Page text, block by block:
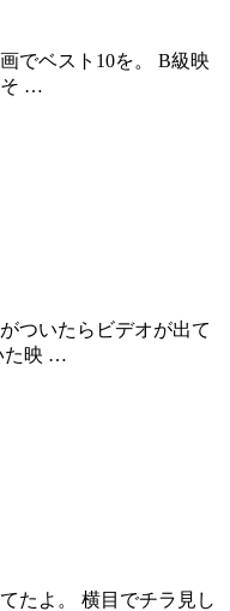
でベスト10を。 B級映
そ …
ついたらビデオが出て
た映 …
たよ。 横目でチラ見し